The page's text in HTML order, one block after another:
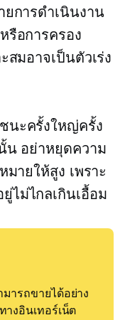
การดำเนินงาน
รือการครอง
สมอาจเป็นตัวเร่ง
นะครั้งใหญ่ครั้ง
น อย่าหยุดความ
ายให้สูง เพราะ
ไม่ไกลเกินเอื้อม
ารถขายได้อย่าง
งอินเทอร์เน็ต